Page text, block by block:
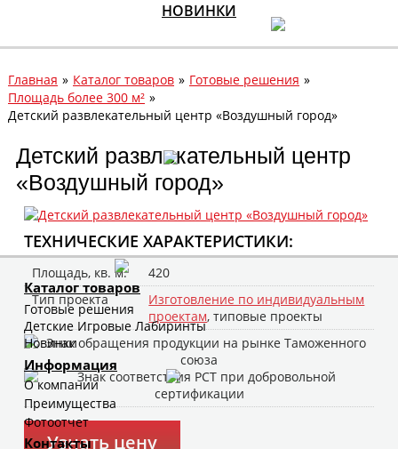
НОВИНКИ
Главная » Каталог товаров » Готовые решения »
Площадь более 300 м² »
Детский развлекательный центр «Воздушный город»
Детский развлекательный центр
«Воздушный город»
ТЕХНИЧЕСКИЕ ХАРАКТЕРИСТИКИ:
Площадь, кв. м.
420
Тип проекта
Изготовление по индивидуальным
проектам, типовые проекты
Узнать цену
Каталог товаров
Готовые решения
Детские Игровые Лабиринты
Новинки
Информация
О компании
Преимущества
Фотоотчет
Контакты